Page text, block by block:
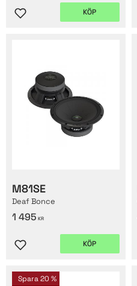
Lägg till i favoriter
KÖP
M81SE
Deaf Bonce
1 495 KR
Lägg till i favoriter
KÖP
Spara20 %